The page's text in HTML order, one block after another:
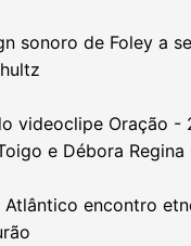
sonoro de Foley a
videoclipe Oração -
e Débora Regina
encontro